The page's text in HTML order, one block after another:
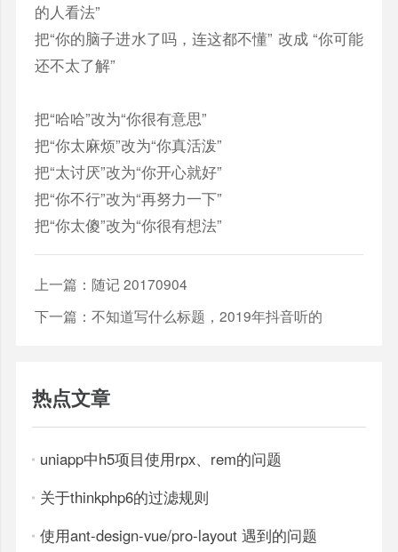
的人看法”
把“你的脑子进水了吗，连这都不懂” 改成 “你可能
还不太了解”
把“哈哈”改为“你很有意思”
把“你太麻烦”改为“你真活泼”
把“太讨厌”改为“你开心就好”
把“你不行”改为“再努力一下”
把“你太傻”改为“你很有想法”
上一篇： 随记 20170904
下一篇： 不知道写什么标题，2019年抖音听的
热点文章
uniapp中h5项目使用rpx、rem的问题
关于thinkphp6的过滤规则
使用ant-design-vue/pro-layout 遇到的问题